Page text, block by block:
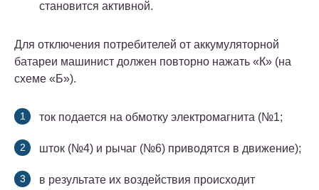
становится активной.
Для отключения потребителей от аккумуляторной
батареи машинист должен повторно нажать «К» (на
схеме «Б»).
ток подается на обмотку электромагнита (№1;
шток (№4) и рычаг (№6) приводятся в движение);
в результате их воздействия происходит